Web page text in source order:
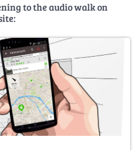
to the audio walk on